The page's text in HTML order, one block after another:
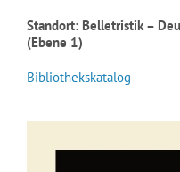
Standort: Belletristik –
(Ebene 1)
Bibliothekskatalog